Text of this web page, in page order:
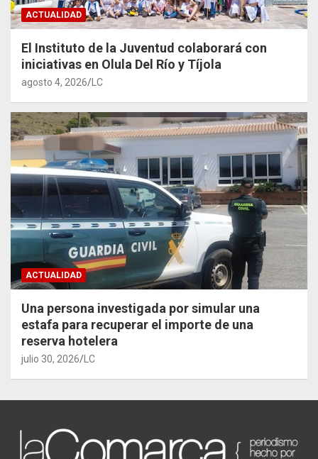
ACTUALIDAD
El Instituto de la Juventud colaborará con
iniciativas en Olula Del Río y Tíjola
agosto 4, 2026 LC
ACTUALIDAD
Una persona investigada por simular una
estafa para recuperar el importe de una
reserva hotelera
julio 30, 2026 LC